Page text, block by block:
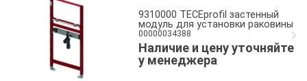
9310000 TECEprofil застенный
модуль для установки раковины
00000034388
Наличие и цену уточняйте
у менеджера